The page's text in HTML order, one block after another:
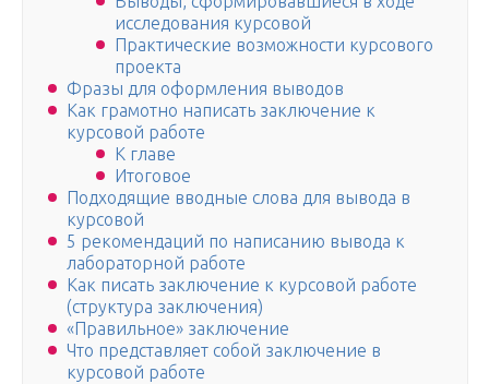
исследования курсовой
Практические возможности курсового
проекта
Фразы для оформления выводов
Как грамотно написать заключение к
курсовой работе
К главе
Итоговое
Подходящие вводные слова для вывода в
курсовой
5 рекомендаций по написанию вывода к
лабораторной работе
Как писать заключение к курсовой работе
(структура заключения)
«Правильное» заключение
Что представляет собой заключение в
курсовой работе